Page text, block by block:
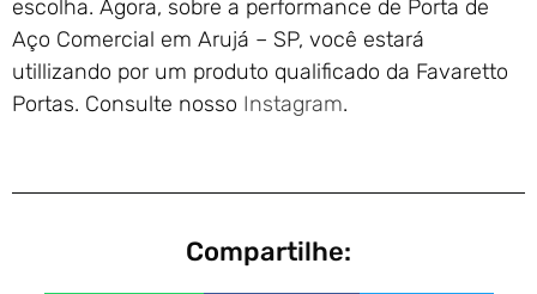
escolha. Agora, sobre a performance de Porta de
Aço Comercial em Arujá – SP, você estará
utillizando por um produto qualificado da Favaretto
Portas. Consulte nosso Instagram.
Compartilhe: